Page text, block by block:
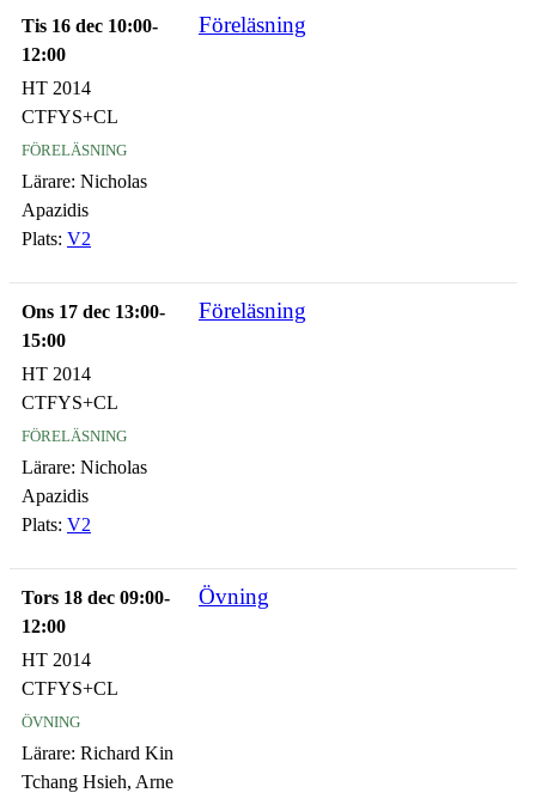
Tis 16 dec 10:00-
12:00
Föreläsning
HT 2014
CTFYS+CL
föreläsning
Lärare: Nicholas
Apazidis
Plats: V2
Ons 17 dec 13:00-
15:00
Föreläsning
HT 2014
CTFYS+CL
föreläsning
Lärare: Nicholas
Apazidis
Plats: V2
Tors 18 dec 09:00-
12:00
Övning
HT 2014
CTFYS+CL
övning
Lärare: Richard Kin
Tchang Hsieh, Arne